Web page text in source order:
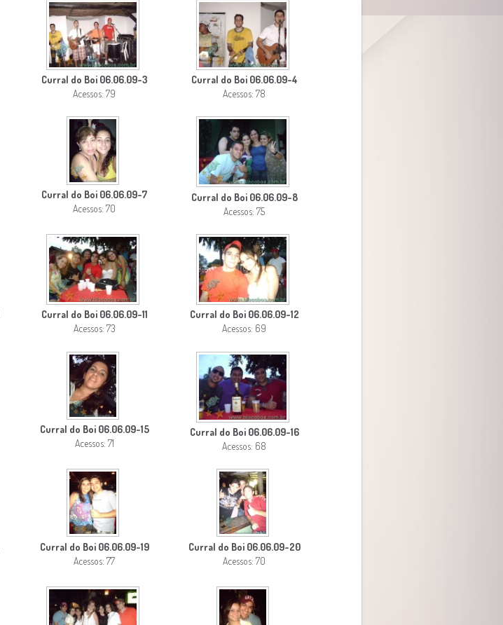
Curral do Boi 06.06.09-3
Acessos: 79
Curral do Boi 06.06.09-4
Acessos: 78
Curral do Boi 06.06.09-7
Acessos: 70
Curral do Boi 06.06.09-8
Acessos: 75
Curral do Boi 06.06.09-11
Acessos: 73
Curral do Boi 06.06.09-12
Acessos: 69
Curral do Boi 06.06.09-15
Acessos: 71
Curral do Boi 06.06.09-16
Acessos: 68
Curral do Boi 06.06.09-19
Acessos: 77
Curral do Boi 06.06.09-20
Acessos: 70